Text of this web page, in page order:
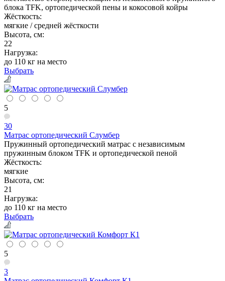
блока TFK, ортопедической пены и кокосовой койры
Жёсткость:
мягкие / средней жёсткости
Высота, см:
22
Нагрузка:
до 110 кг на место
Выбрать
5
30
Матрас ортопедический Слумбер
Пружинный ортопедический матрас с независимым
пружинным блоком TFK и ортопедической пеной
Жёсткость:
мягкие
Высота, см:
21
Нагрузка:
до 110 кг на место
Выбрать
5
3